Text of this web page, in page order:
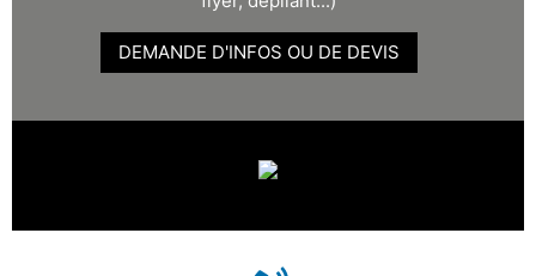
DEMANDE D'INFOS OU DE DEVIS